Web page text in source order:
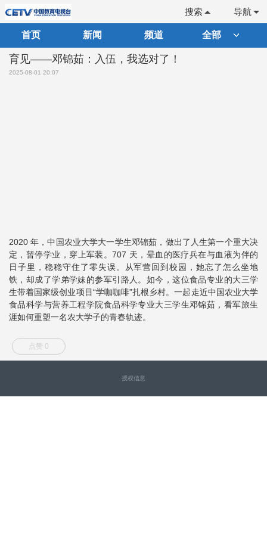
导航
搜索
首页 新闻 频道 全部
育见——邓锦茹：入伍，我选对了！
2025-08-01 20:07
2020 年，中国农业大学大一学生邓锦茹，做出了人生第一个重大决
定，暂停学业，穿上军装。707 天，晕血的医疗兵在与血液为伴的
日子里，稳稳守住了零失误。从军营回到校园，她忘了怎么坐地
铁，却成了学弟学妹的参军引路人。如今，这位食品专业的大三学
生带着国家级创业项目“学咖咖啡”扎根乡村。一起走近中国农业大学
食品科学与营养工程学院食品科学专业大三学生邓锦茹，看军旅生
涯如何重塑一名农大学子的青春轨迹。
点赞 0
授权信息